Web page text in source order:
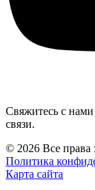
Свяжитесь с
связи.
© 2026 Все
Политика
Карта сайта